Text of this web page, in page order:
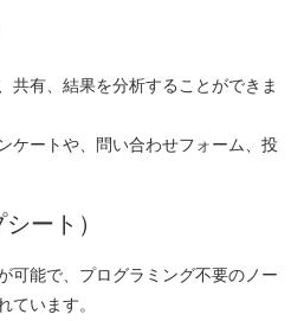
共有、結果を分析することができま
ケートや、問い合わせフォーム、投
ート）
可能で、プログラミング不要のノー
ています。